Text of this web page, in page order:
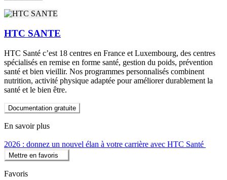
HTC SANTE
HTC Santé c’est 18 centres en France et Luxembourg, des centres
spécialisés en remise en forme santé, gestion du poids, prévention
santé et bien vieillir. Nos programmes personnalisés combinent
nutrition, activité physique adaptée pour améliorer durablement la
santé et le bien être.
Documentation gratuite
En savoir plus
2026 : donnez un nouvel élan à votre carrière avec HTC Santé
Mettre en favoris
Favoris